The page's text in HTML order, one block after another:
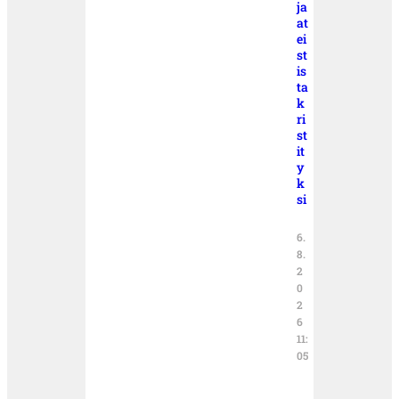
ja
at
ei
st
is
ta
k
ri
st
it
y
k
si
6.
8.
2
0
2
6
11:
05